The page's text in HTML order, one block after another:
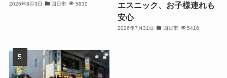
2026年8月3日 四日市 5830
エスニック、お子様連れも
安心
2026年7月31日 四日市 5416